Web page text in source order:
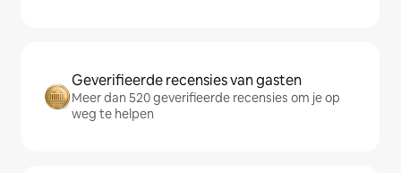
Geverifieerde recensies van gasten
Meer dan 520 geverifieerde recensies om je op
weg te helpen